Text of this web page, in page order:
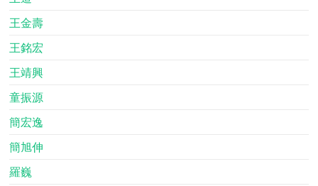
王金壽
王銘宏
王靖興
童振源
簡宏逸
簡旭伸
羅巍